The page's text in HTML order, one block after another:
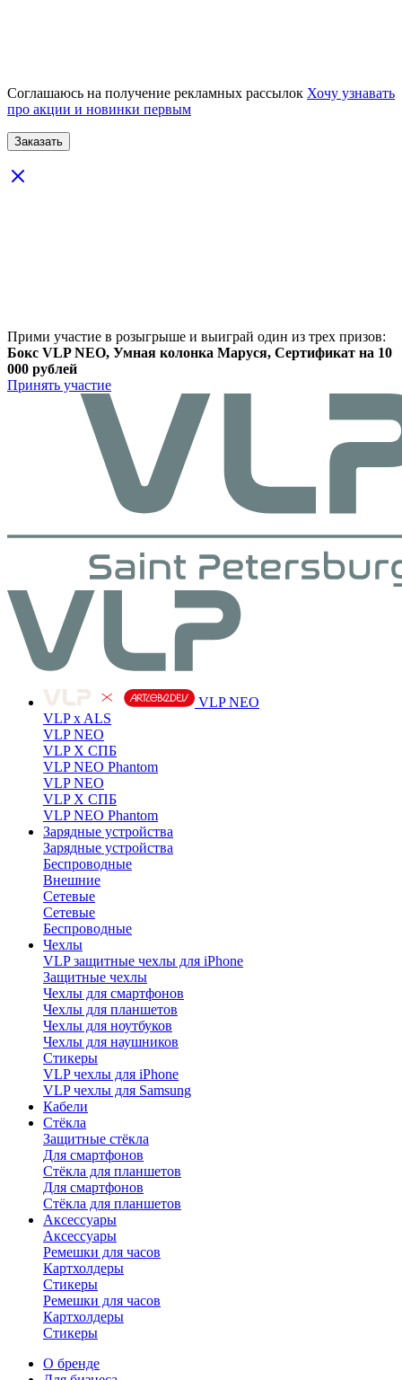
Соглашаюсь на получение рекламных рассылок Хочу узнавать
про акции и новинки первым
Прими участие в розыгрыше и выиграй один из трех призов:
Бокс VLP NEO, Умная колонка Маруся, Сертификат на 10
000 рублей
Принять участие
VLP NEO
VLP x ALS
VLP NEO
VLP X СПБ
VLP NEO Phantom
VLP NEO
VLP X СПБ
VLP NEO Phantom
Зарядные устройства
Зарядные устройства
Беспроводные
Внешние
Сетевые
Сетевые
Беспроводные
Чехлы
VLP защитные чехлы для iPhone
Защитные чехлы
Чехлы для смартфонов
Чехлы для планшетов
Чехлы для ноутбуков
Чехлы для наушников
Стикеры
VLP чехлы для iPhone
VLP чехлы для Samsung
Кабели
Стёкла
Защитные стёкла
Для смартфонов
Стёкла для планшетов
Для смартфонов
Стёкла для планшетов
Аксессуары
Аксессуары
Ремешки для часов
Картхолдеры
Стикеры
Ремешки для часов
Картхолдеры
Стикеры
О бренде